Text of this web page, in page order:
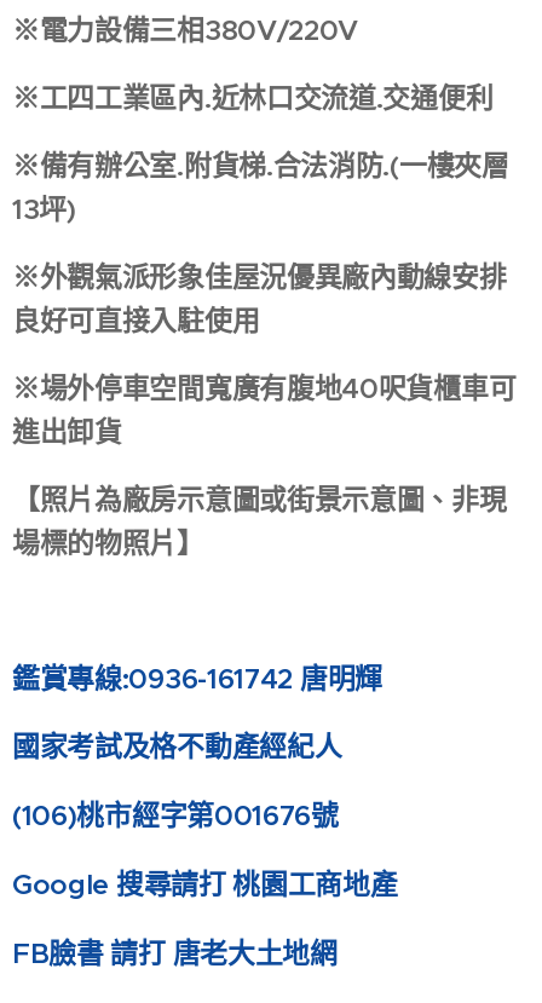
※電力設備三相380V/220V
※工四工業區內.近林口交流道.交通便利
※備有辦公室.附貨梯.合法消防.(一樓夾層
13坪)
※外觀氣派形象佳屋況優異廠內動線安排
良好可直接入駐使用
※場外停車空間寬廣有腹地40呎貨櫃車可
進出卸貨
【照片為廠房示意圖或街景示意圖、非現
場標的物照片】
鑑賞專線:0936-161742 唐明輝
國家考試及格不動產經紀人
(106)桃市經字第001676號
Google 搜尋請打 桃園工商地產
FB臉書 請打 唐老大土地網